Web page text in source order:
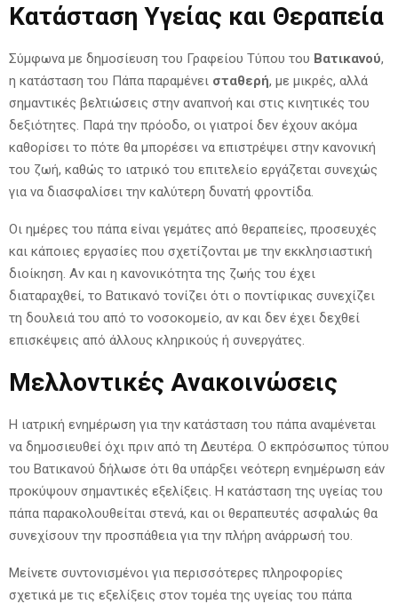
Κατάσταση Υγείας και Θεραπεία
Σύμφωνα με δημοσίευση του Γραφείου Τύπου του Βατικανού,
η κατάσταση του Πάπα παραμένει σταθερή, με μικρές, αλλά
σημαντικές βελτιώσεις στην αναπνοή και στις κινητικές του
δεξιότητες. Παρά την πρόοδο, οι γιατροί δεν έχουν ακόμα
καθορίσει το πότε θα μπορέσει να επιστρέψει στην κανονική
του ζωή, καθώς το ιατρικό του επιτελείο εργάζεται συνεχώς
για να διασφαλίσει την καλύτερη δυνατή φροντίδα.
Οι ημέρες του πάπα είναι γεμάτες από θεραπείες, προσευχές
και κάποιες εργασίες που σχετίζονται με την εκκλησιαστική
διοίκηση. Αν και η κανονικότητα της ζωής του έχει
διαταραχθεί, το Βατικανό τονίζει ότι ο ποντίφικας συνεχίζει
τη δουλειά του από το νοσοκομείο, αν και δεν έχει δεχθεί
επισκέψεις από άλλους κληρικούς ή συνεργάτες.
Μελλοντικές Ανακοινώσεις
Η ιατρική ενημέρωση για την κατάσταση του πάπα αναμένεται
να δημοσιευθεί όχι πριν από τη Δευτέρα. Ο εκπρόσωπος τύπου
του Βατικανού δήλωσε ότι θα υπάρξει νεότερη ενημέρωση εάν
προκύψουν σημαντικές εξελίξεις. Η κατάσταση της υγείας του
πάπα παρακολουθείται στενά, και οι θεραπευτές ασφαλώς θα
συνεχίσουν την προσπάθεια για την πλήρη ανάρρωσή του.
Μείνετε συντονισμένοι για περισσότερες πληροφορίες
σχετικά με τις εξελίξεις στον τομέα της υγείας του πάπα